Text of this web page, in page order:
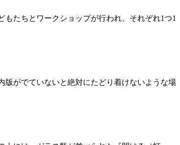
たちとワークショップが行われ、それぞれ1つ1
がでていないと絶対にたどり着けないような場